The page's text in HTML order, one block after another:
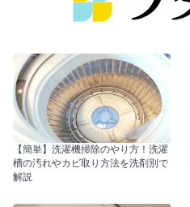
【簡単】洗濯機掃除のやり方！洗濯
槽の汚れやカビ取り方法を洗剤別で
解説